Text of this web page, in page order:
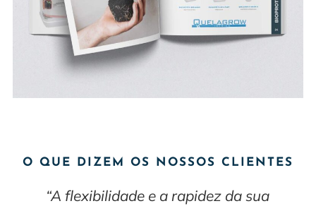
O QUE DIZEM OS NOSSOS CLIENTES
“A flexibilidade e a rapidez da sua